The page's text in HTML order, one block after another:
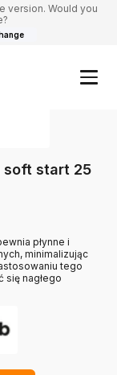
version. Would you
soft start 25
płynne i
minimalizując
tego
się nagłego